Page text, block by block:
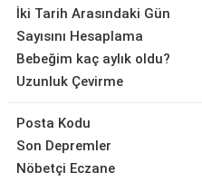
İki Tarih Arasındaki Gün
Sayısını Hesaplama
Bebeğim kaç aylık oldu?
Uzunluk Çevirme
Posta Kodu
Son Depremler
Nöbetçi Eczane